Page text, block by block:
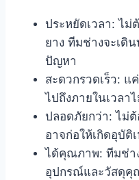
ประหยัดเวลา: ไม่
ยาง ทีมช่างจะเดิ
ปัญหา
สะดวกรวดเร็ว: แ
ไปถึงภายในเวล
ปลอดภัยกว่า: ไม่
อาจก่อให้เกิดอุบัติ
ได้คุณภาพ: ทีมช่า
อุปกรณ์และวัสดุคุ